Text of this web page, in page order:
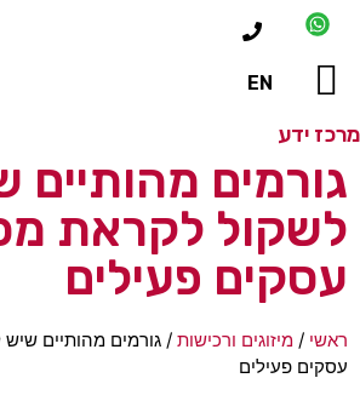
ידע
מהותיים
לקראת
פעילים
/מיזוגים ורכישות/גורמים מהותיים שיש
פעילים